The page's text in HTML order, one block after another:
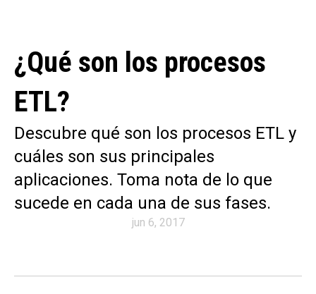
¿Qué son los procesos
ETL?
Descubre qué son los procesos ETL y
cuáles son sus principales
aplicaciones. Toma nota de lo que
sucede en cada una de sus fases.
jun 6, 2017